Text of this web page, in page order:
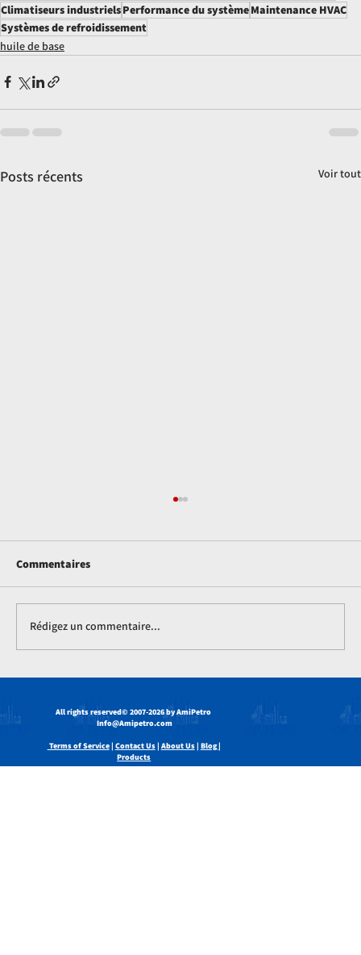
Climatiseurs industrielsPerformance du systèmeMaintenance HVAC
Systèmes de refroidissement
huile de base
Posts récents Voir tout
lubrifiantes : usages, avantages et
innovations
Commentaires
Rédigez un commentaire...
All rights reserved© 2007-2026 by AmiPetro
Info@Amipetro.com
Terms of Service| Contact Us| About Us| Blog |
Products